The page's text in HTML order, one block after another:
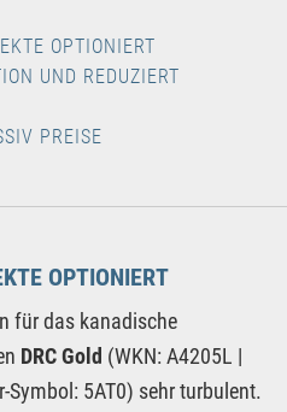
OPTIONIERT
UND REDUZIERT
PREISE
OPTIONIERT
für das kanadische
DRC Gold (WKN: A4205L |
Symbol: 5AT0) sehr turbulent.